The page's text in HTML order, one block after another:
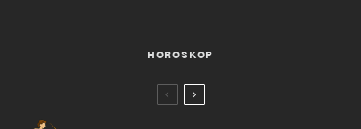
HOROSKOP